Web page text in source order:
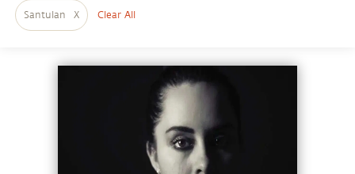
Santulan X Clear All